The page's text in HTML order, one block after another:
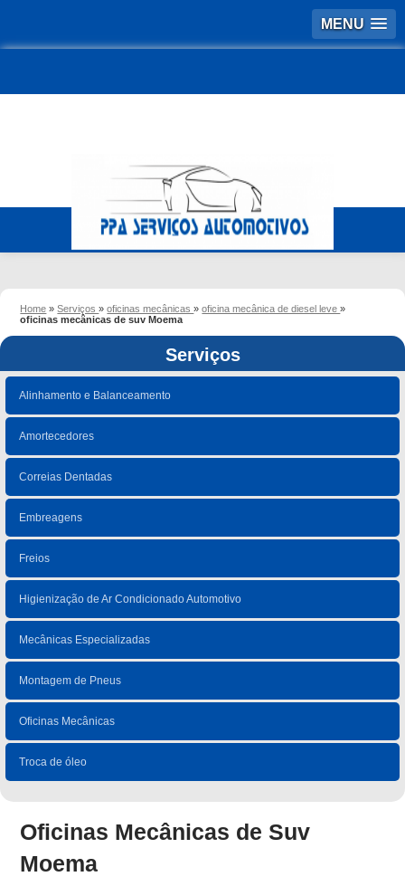
MENU
Home »Serviços»oficinas mecânicas»oficina mecânica de diesel leve»
oficinas mecânicas de suv Moema
Serviços
Alinhamento e Balanceamento
Amortecedores
Correias Dentadas
Embreagens
Freios
Higienização de Ar Condicionado Automotivo
Mecânicas Especializadas
Montagem de Pneus
Oficinas Mecânicas
Troca de óleo
Oficinas Mecânicas de Suv
Moema